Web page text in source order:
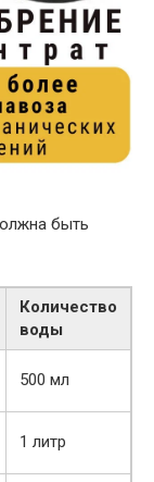
быть
Количество
воды
500 мл
1 литр